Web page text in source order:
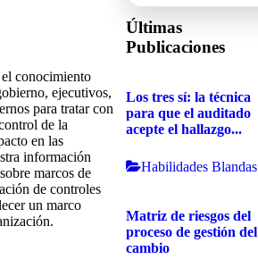
conocimiento
ejecutivos,
para tratar con
de la
en las
información
marcos de
de controles
un marco
Últimas
Publicaciones
Los tres sí: la técnica
para que el auditado
acepte el hallazgo...
Habilidades Blandas
Matriz de riesgos del
proceso de gestión del
cambio